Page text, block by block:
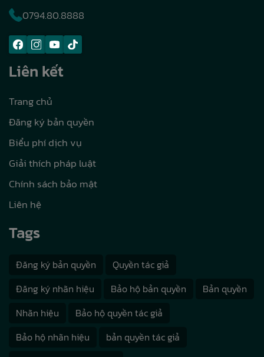
0794.80.8888
Liên kết
Trang chủ
Đăng ký bản quyền
Biểu phí dịch vụ
Giải thích pháp luật
Chính sách bảo mật
Liên hệ
Tags
Đăng ký bản quyền
Quyền tác giả
Đăng ký nhãn hiệu
Bảo hộ bản quyền
Bản quyền
Nhãn hiệu
Bảo hộ quyền tác giả
Bảo hộ nhãn hiệu
bản quyền tác giả